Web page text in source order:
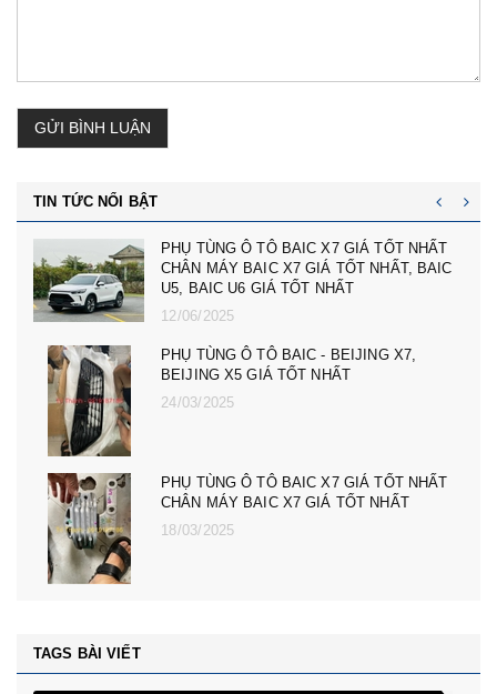
GỬI BÌNH LUẬN
TIN TỨC NỔI BẬT
Ô TÔ BAIC X7 GIÁ TỐT NHẤT
BAIC X7 GIÁ TỐT NHẤT, BAIC
U6 GIÁ TỐT NHẤT
Ô TÔ BAIC - BEIJING X7,
X5 GIÁ TỐT NHẤT
Ô TÔ BAIC X7 GIÁ TỐT NHẤT
BAIC X7 GIÁ TỐT NHẤT
cản trước
trước
PHỤ
TAGS BÀI VIẾT